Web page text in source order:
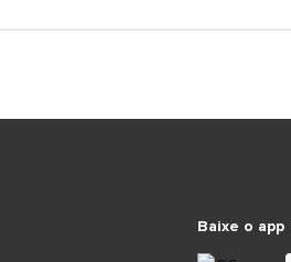
Baixe o app